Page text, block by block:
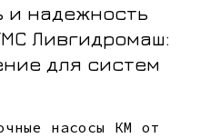
надежность
Ливгидромаш:
для систем
насосы КМ от